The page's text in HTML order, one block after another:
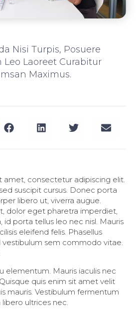
Nisi Turpis, Posuere
Laoreet Curabitur
Maximus.
amet, consectetur adipiscing elit.
suscipit cursus. Donec porta
libero ut, viverra augue.
dolor eget pharetra imperdiet,
id porta tellus leo nec nisl. Mauris
eleifend felis. Phasellus
vestibulum sem commodo vitae.
elementum. Mauris iaculis nec
quis enim sit amet velit
mauris. Vestibulum fermentum
ultrices nec.